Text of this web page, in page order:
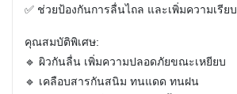
✅ ช่วยป้องกันการลื่นไถล และเพิ่มความเรีย
คุณสมบัติพิเศษ:
🔹 ผิวกันลื่น เพิ่มความปลอดภัยขณะเหยียบ
🔹 เคลือบสารกันสนิม ทนแดด ทนฝน